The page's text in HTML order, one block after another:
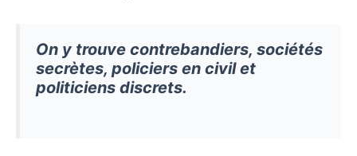
On y trouve contrebandiers, sociétés
secrètes, policiers en civil et
politiciens discrets.